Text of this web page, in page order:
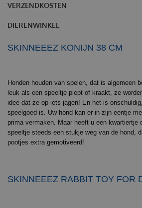
VERZENDKOSTEN
DIERENWINKEL
SKINNEEEZ KONIJN 38 CM
Honden houden van spelen, dat is algemeen
leuk als een speeltje piept of kraakt, ze
idee dat ze op iets jagen! En het is
speelgoed is. Uw hond kan er in zijn eentje
prima vermaken. Maar heeft u een kwartiertje
speeltje steeds een stukje weg van de hond,
pootjes extra gemotiveerd!
SKINNEEEZ RABBIT TOY FOR